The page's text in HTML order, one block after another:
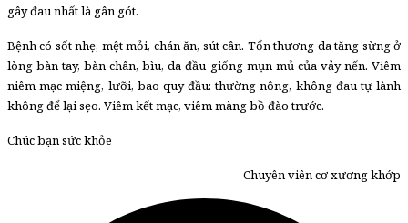
gây đau nhất là gân gót.
Bệnh có sốt nhẹ, mệt mỏi, chán ăn, sút cân. Tổn thương da tăng sừng ở
lòng bàn tay, bàn chân, bìu, da đầu giống mụn mủ của vảy nến. Viêm
niêm mạc miệng, lưỡi, bao quy đầu: thường nông, không đau tự lành
không để lại sẹo. Viêm kết mạc, viêm màng bồ đào trước.
Chúc bạn sức khỏe
Chuyên viên cơ xương khớp